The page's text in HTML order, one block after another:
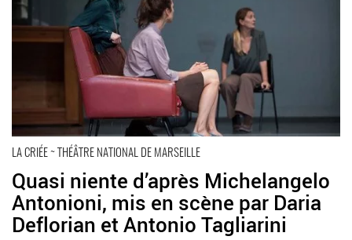
LA CRIÉE ~ THÉÂTRE NATIONAL DE MARSEILLE
Quasi niente d’après Michelangelo
Antonioni, mis en scène par Daria
Deflorian et Antonio Tagliarini